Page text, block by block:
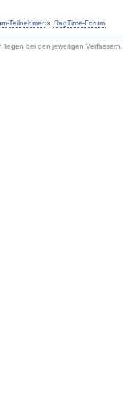
Teilnehmer » RagTime-Forum
bei den jeweiligen